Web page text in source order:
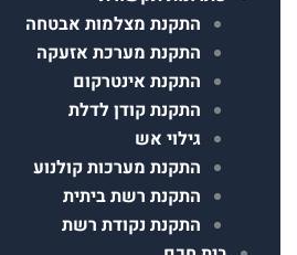
התקנת מצלמות אבטחה
התקנת מערכת אזעקה
התקנת אינטרקום
התקנת קודן לדלת
גילוי אש
התקנת מערכות קולנוע
התקנת רשת ביתית
התקנת נקודת רשת